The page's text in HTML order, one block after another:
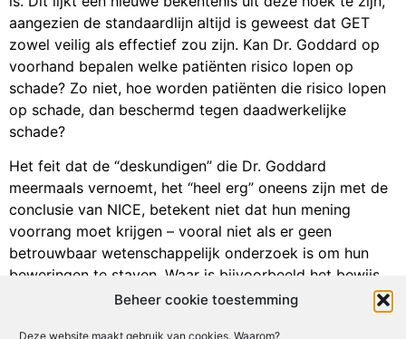
Beheer cookie toestemming
Deze website maakt gebruik van cookies. Waarom?
aangezien de standaardlijn altijd is geweest dat GET
zowel veilig als effectief zou zijn. Kan Dr. Goddard op
voorhand bepalen welke patiënten risico lopen op
schade? Zo niet, hoe worden patiënten die risico lopen
op schade, dan beschermd tegen daadwerkelijke
schade?
Het feit dat de “deskundigen” die Dr. Goddard
meermaals vernoemt, het “heel erg” oneens zijn met de
conclusie van NICE, betekent niet dat hun mening
voorrang moet krijgen – vooral niet als er geen
betrouwbaar wetenschappelijk onderzoek is om hun
beweringen te staven. Waar is bijvoorbeeld het bewijs
dat ME/cvs-patiënten voordeel kunnen halen uit wat Dr.